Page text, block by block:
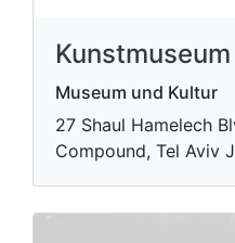
Museum und Kultur
27 Shaul Hamelech
Compound, Tel Aviv